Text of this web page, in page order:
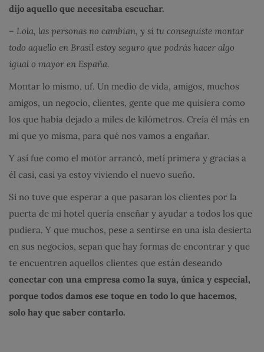
dijo aquello que necesitaba escuchar.
– Lola, las personas no cambian, y si tu conseguiste montar
todo aquello en Brasil estoy seguro que podrás hacer algo
igual o mayor en España.
Montar lo mismo, uf. Un medio de vida, amigos, muchos
amigos, un negocio, clientes, gente que me quisiera como
los que había dejado a miles de kilómetros. Creía él más en
mí que yo misma, para qué nos vamos a engañar.
Y así fue como el motor arrancó, metí primera y gracias a
él casi, casi ya estoy viviendo el nuevo sueño.
Si no tuve que esperar a que pasaran los clientes por la
puerta de mi hotel quería enseñar y ayudar a todos los que
pudiera. Y que muchos, pese a sentirse en una isla desierta
en sus negocios, sepan que hay formas de encontrar y que
te encuentren aquellos clientes que están deseando
conectar con una empresa como la suya, única y especial,
porque todos damos ese toque en todo lo que hacemos,
solo hay que saber contarlo.